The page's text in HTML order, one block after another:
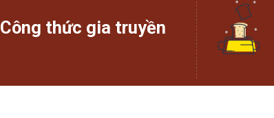
Công thức gia truyền